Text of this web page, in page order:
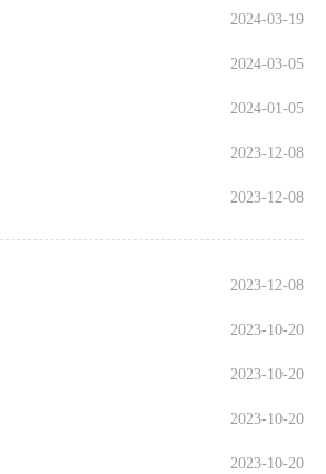
2024-03-19
2024-03-05
2024-01-05
2023-12-08
2023-12-08
2023-12-08
2023-10-20
2023-10-20
2023-10-20
2023-10-20